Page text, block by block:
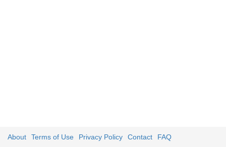
About Terms of Use Privacy Policy Contact FAQ